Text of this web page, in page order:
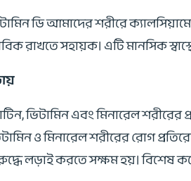
ডি আমাদের শরীরে
রাখতে সহায়ক। এটি মানসিক
ভিটামিন এবং মিনারেল
ও মিনারেল শরীরের রোগ
লড়াই করতে সক্ষম হয়। বিশেষ